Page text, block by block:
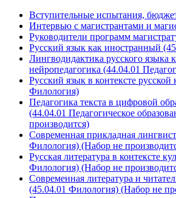
Вступительные испытания,
Интервью с магистрантами и
Руководители программ
Русский язык как иностранный
Лингводидактика русского языка
нейропедагогика (44.04.01
Русский язык в контексте русской
Филология)
Педагогика текста в цифровой
(44.04.01 Педагогическое
производится)
Современная прикладная
Филология) (Набор не
Русская литература в контексте
Филология) (Набор не
Современная литература и
(45.04.01 Филология) (Набор не